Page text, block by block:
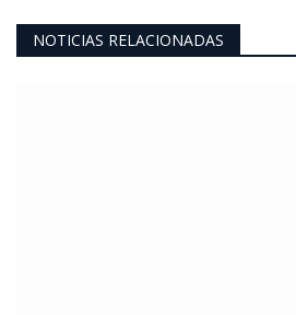
NOTICIAS RELACIONADAS